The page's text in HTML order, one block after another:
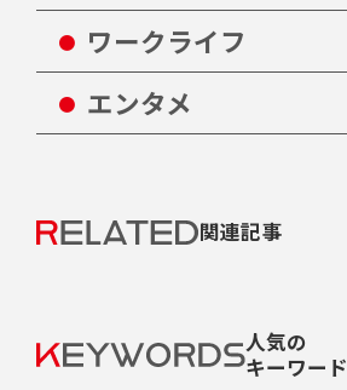
ワークライフ
エンタメ
関連記事
人気の
キーワード